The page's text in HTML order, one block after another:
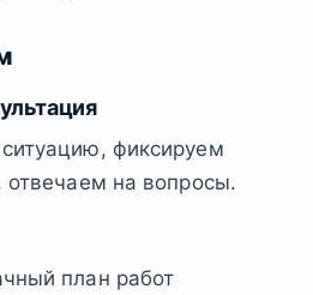
фиксируем
отвечаем на вопросы.
план работ